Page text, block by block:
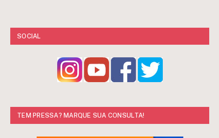
SOCIAL
TEM PRESSA? MARQUE SUA CONSULTA!